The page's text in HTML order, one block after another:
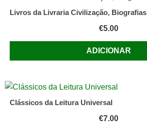
Louís
Lavolle
197?
(Biblioteca
Livros da Livraria Civilização, Biografias
€5.00
ADICIONAR
Clássicos da Leitura Universal
€7.00